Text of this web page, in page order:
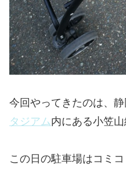
今回やってきたのは、
タジアム内にある小笠
この日の駐車場はコミ